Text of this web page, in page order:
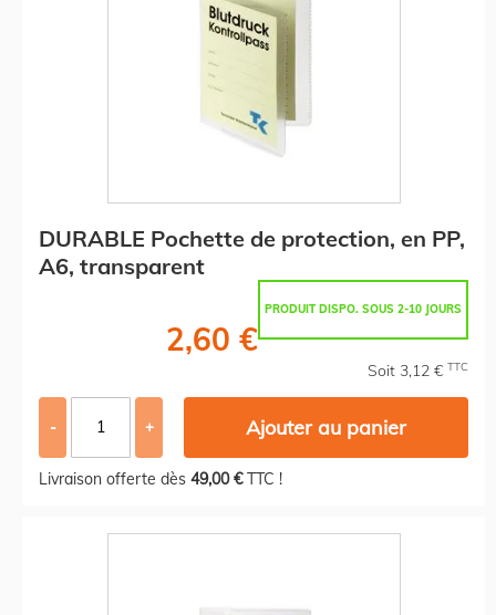
DURABLE Pochette de protection, en PP,
A6, transparent
PRODUIT DISPO. SOUS 2-10 JOURS
2,60 €
Soit 3,12 € TTC
- + Ajouter au panier
Livraison offerte dès 49,00 €TTC !